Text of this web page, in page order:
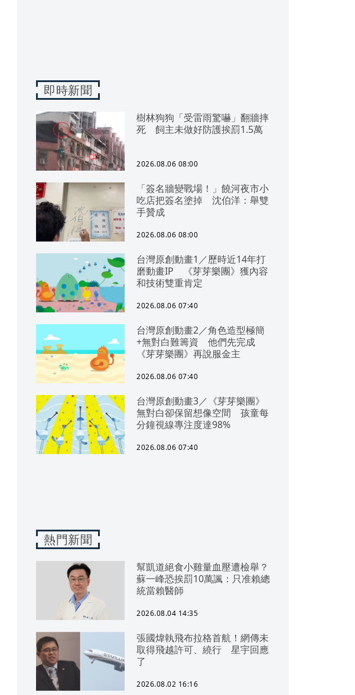
即時新聞
樹林狗狗「受雷雨驚嚇」翻牆摔
死 飼主未做好防護挨罰1.5萬
2026.08.06 08:00
「簽名牆變戰場！」饒河夜市小
吃店把簽名塗掉 沈伯洋：舉雙
手贊成
2026.08.06 08:00
台灣原創動畫1／歷時近14年打
磨動畫IP 《芽芽樂團》獲內容
和技術雙重肯定
2026.08.06 07:40
台灣原創動畫2／角色造型極簡
+無對白難籌資 他們先完成
《芽芽樂團》再說服金主
2026.08.06 07:40
台灣原創動畫3／《芽芽樂團》
無對白卻保留想像空間 孩童每
分鐘視線專注度達98%
2026.08.06 07:40
熱門新聞
幫凱道絕食小雞量血壓遭檢舉？
蘇一峰恐挨罰10萬諷：只准賴總
統當賴醫師
2026.08.04 14:35
張國煒執飛布拉格首航！網傳未
取得飛越許可、繞行 星宇回應
了
2026.08.02 16:16